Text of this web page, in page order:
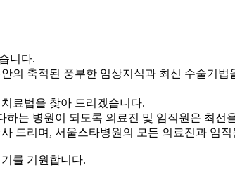
니다.
의 축적된 풍부한 임상지식과 최신 수술기
료법을 찾아 드리겠습니다.
는 병원이 되도록 의료진 및 임직원은 최선
드리며, 서울스타병원의 모든 의료진과 임
를 기원합니다.